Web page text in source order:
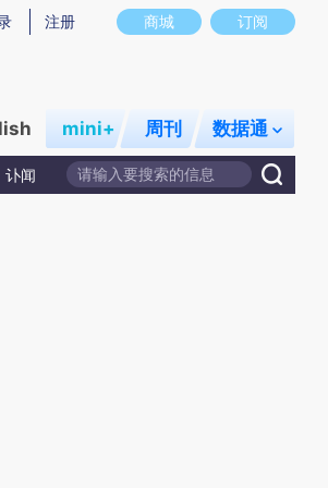
实意图存在偏差。不代表财新观点和立场。推荐点击
商城 订阅
注册
mini+ 周刊 数据通
讣闻